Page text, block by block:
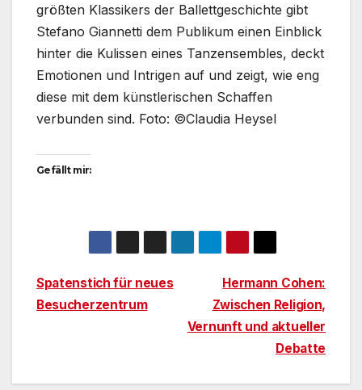
größten Klassikers der Ballettgeschichte gibt
Stefano Giannetti dem Publikum einen Einblick
hinter die Kulissen eines Tanzensembles, deckt
Emotionen und Intrigen auf und zeigt, wie eng
diese mit dem künstlerischen Schaffen
verbunden sind. Foto: ©Claudia Heysel
Gefällt mir:
BeitragsnavigationHermann Cohen:
Zwischen Religion,
Vernunft und aktueller
Debatte
Spatenstich für neues
Besucherzentrum